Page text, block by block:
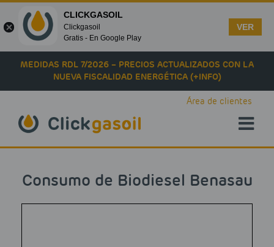
Skip to main content
MEDIDAS RDL 7/2026 – PRECIOS ACTUALIZADOS CON LA
NUEVA FISCALIDAD ENERGÉTICA (+INFO)
Área de clientes
Consumo de Biodiesel Benasau
CLICKGASOIL
Clickgasoil
Gratis - En Google Play
VER